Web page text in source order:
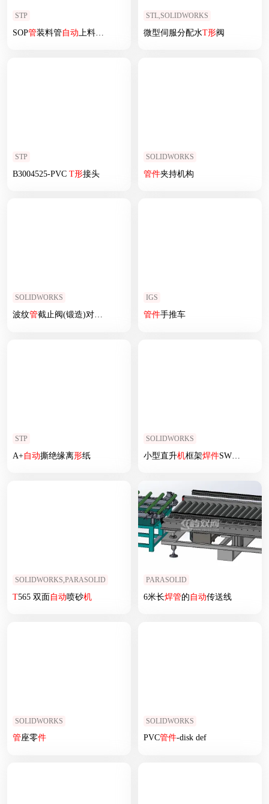
STP
SOP管装料管自动 上料编带
STL,SOLIDWORKS
微型伺服分配水T形阀
STP
B3004525-PVC T形接头
SOLIDWORKS
管件夹持机构
SOLIDWORKS
波纹管截止阀(锻造)对接
IGS
管件手推车
STP
A+自动撕绝缘离形纸
SOLIDWORKS
小型直升机框架焊件SW2014含所有特征，蚊子直升
SOLIDWORKS,PARASOLID
T565 双面自动喷砂机
PARASOLID
6米长焊管的自动传送线
SOLIDWORKS
管座零件
SOLIDWORKS
PVC管件-disk def